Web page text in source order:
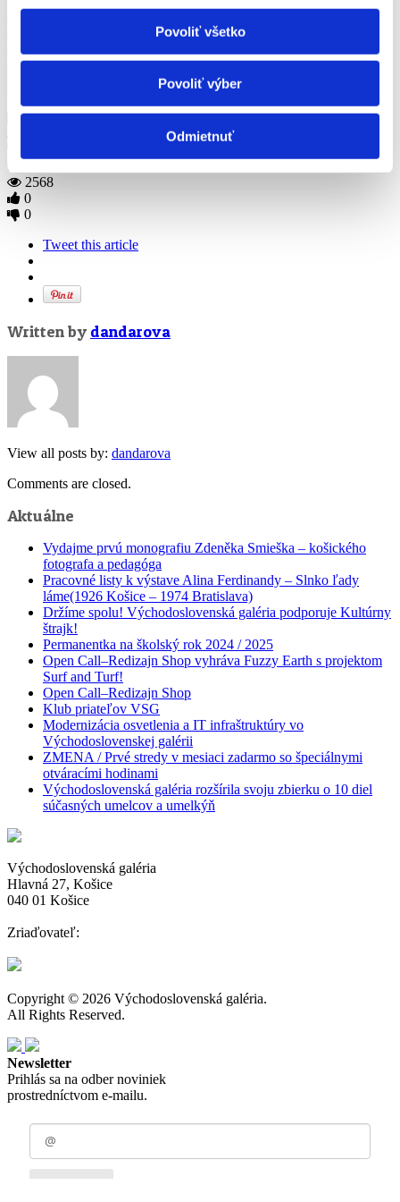
Povoliť všetko
Povoliť výber
Odmietnuť
Svetlana Fialová (Košice, 1985) je absolventkou Fakulty umení
Technickej univerzity v Košiciach (2008), Akadémie výtvarných
umení v Prahe (2010) a absolventkou doktorandského štúdia na
Vysokej škole výtvarných umení v Bratislave (2015). Je laureátkou
súčasnú kresbu vo Veľkej Británii.
21. mája 2016
2568
0
0
Tweet this article
Written by dandarova
View all posts by: dandarova
Comments are closed.
Aktuálne
Vydajme prvú monografiu Zdeněka Smieška – košického
fotografa a pedagóga
Pracovné listy k výstave Alina Ferdinandy – Slnko ľady
láme(1926 Košice – 1974 Bratislava)
Držíme spolu! Východoslovenská galéria podporuje Kultúrny
štrajk!
Permanentka na školský rok 2024 / 2025
Open Call–Redizajn Shop vyhráva Fuzzy Earth s projektom
Surf and Turf!
Open Call–Redizajn Shop
Klub priateľov VSG
Modernizácia osvetlenia a IT infraštruktúry vo
Východoslovenskej galérii
ZMENA / Prvé stredy v mesiaci zadarmo so špeciálnymi
otváracími hodinami
Východoslovenská galéria rozšírila svoju zbierku o 10 diel
súčasných umelcov a umelkýň
Východoslovenská galéria
Hlavná 27, Košice
040 01 Košice
Zriaďovateľ:
Copyright © 2026 Východoslovenská galéria.
All Rights Reserved.
Newsletter
Prihlás sa na odber noviniek
prostredníctvom e-mailu.